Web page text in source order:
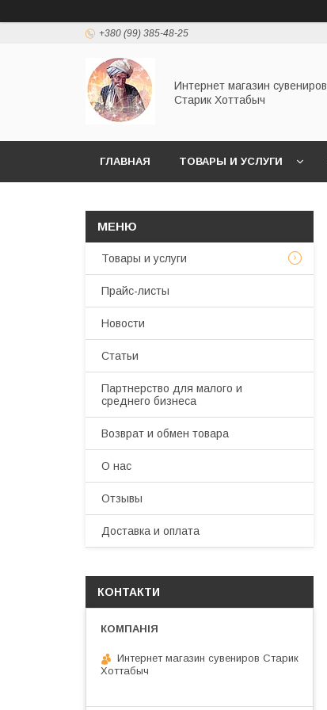
+380 (99) 385-48-25
Интернет магазин сувениров
Старик Хоттабыч
ГЛАВНАЯ ТОВАРЫ И УСЛУГИ
Товары и услуги
Прайс-листы
Новости
Статьи
Партнерство для малого и
среднего бизнеса
Возврат и обмен товара
О нас
Отзывы
Доставка и оплата
КОНТАКТИ
Интернет магазин сувениров Старик
Хоттабыч